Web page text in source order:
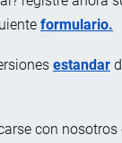
formulario.
estandar
con nosotros
sin puntos
mundo, y
en el
Android:
facial,
de frecuencia